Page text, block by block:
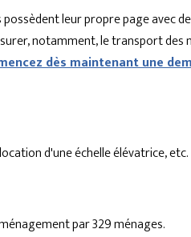
leur propre page avec
notamment, le transport des
dès maintenant une
d'une échelle élévatrice, etc.
par 329 ménages.